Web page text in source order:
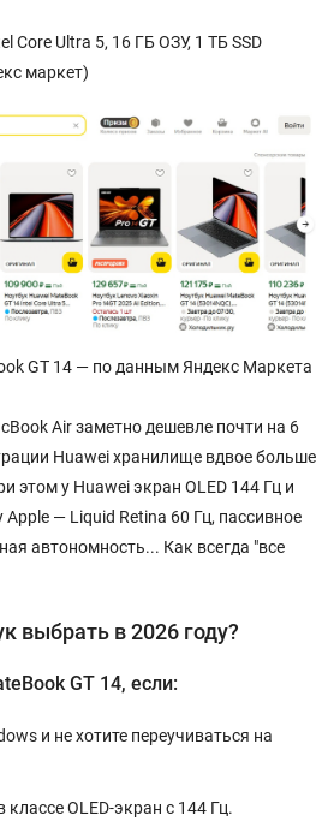
Core Ultra 5, 16 ГБ ОЗУ, 1 ТБ SSD
маркет)
GT 14 — по данным Яндекс Маркета
Air заметно дешевле почти на 6
Huawei хранилище вдвое больше
этом у Huawei экран OLED 144 Гц и
— Liquid Retina 60 Гц, пассивное
автономность... Как всегда "все
выбрать в 2026 году?
GT 14, если:
и не хотите переучиваться на
OLED-экран с 144 Гц.